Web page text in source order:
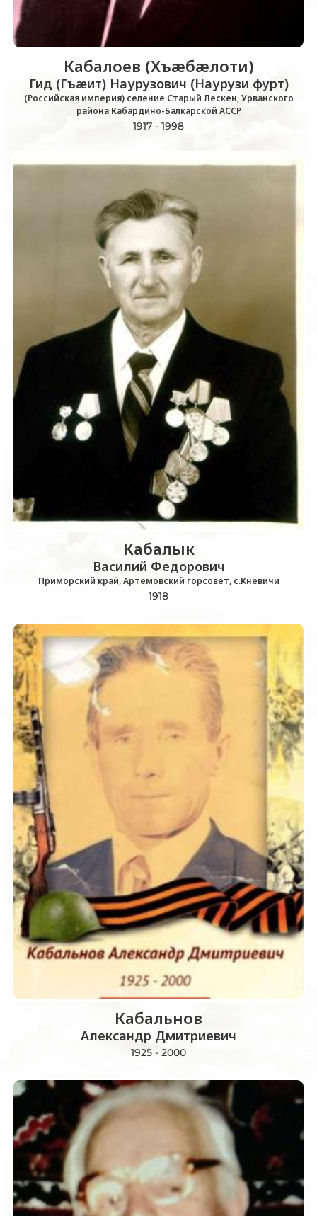
Кабалоев (Хъæбæлоти)
Гид (Гъæит) Наурузович (Наурузи фурт)
(Российская империя) селение Старый Лескен, Урванского
района Кабардино-Балкарской АССР
1917 - 1998
Кабалык
Василий Федорович
Приморский край, Артемовский горсовет, с.Кневичи
1918
Кабальнов
Александр Дмитриевич
1925 - 2000